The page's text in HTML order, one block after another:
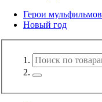
Герои мульфильмов
Новый год